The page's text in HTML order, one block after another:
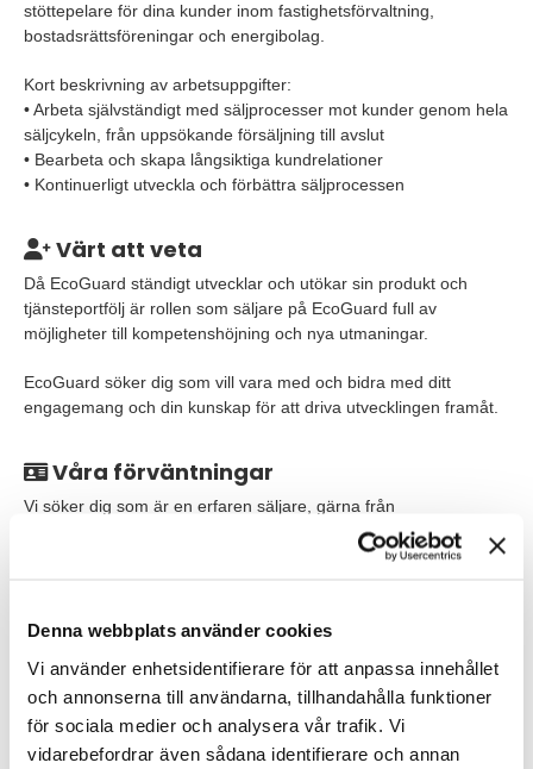
Denna webbplats använder cookies
Vi använder enhetsidentifierare för att anpassa innehållet
och annonserna till användarna, tillhandahålla funktioner
för sociala medier och analysera vår trafik. Vi
vidarebefordrar även sådana identifierare och annan
stöttepelare för dina kunder inom fastighetsförvaltning,
bostadsrättsföreningar och energibolag.
Kort beskrivning av arbetsuppgifter:
• Arbeta självständigt med säljprocesser mot kunder genom hela
säljcykeln, från uppsökande försäljning till avslut
• Bearbeta och skapa långsiktiga kundrelationer
• Kontinuerligt utveckla och förbättra säljprocessen
Värt att veta
Då EcoGuard ständigt utvecklar och utökar sin produkt och
tjänsteportfölj är rollen som säljare på EcoGuard full av
möjligheter till kompetenshöjning och nya utmaningar.
EcoGuard söker dig som vill vara med och bidra med ditt
engagemang och din kunskap för att driva utvecklingen framåt.
Våra förväntningar
Vi söker dig som är en erfaren säljare, gärna från
produktförsäljning och B2B. Då EcoGuard erbjuder
kundanpassade lösningar behöver du en grundläggande teknisk
CRM-system.
Du är en uthållig relationsbyggare och lyhörd för dina kunders
behov. Som person är du ansvarstagande och har ett
systematiskt arbetssätt. Vidare så är du resultatorienterad och